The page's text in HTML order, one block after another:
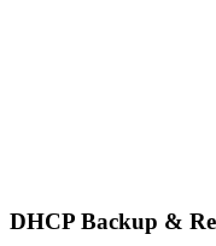
DHCP Backup &